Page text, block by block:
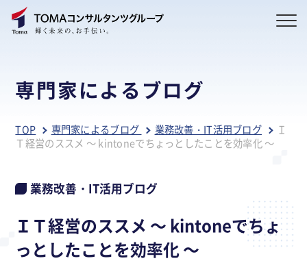
専門家によるブログ
TOP 専門家によるブログ 業務改善・IT活用ブログ
Ｉ
Ｔ経営のススメ ～ kintoneでちょっとしたことを効率化 ～
業務改善・IT活用ブログ
ＩＴ経営のススメ ～ kintoneでちょ
っとしたことを効率化 ～